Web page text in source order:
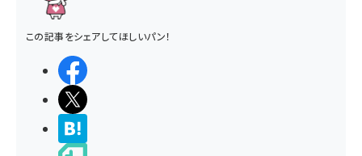
この記事をシェアしてほしいパン！